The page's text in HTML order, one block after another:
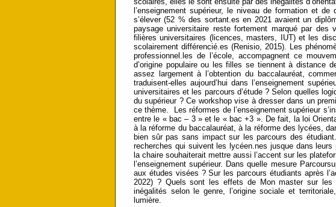
l’enseignement supérieur, le niveau de formation et
s’élever (52 % des sortant.es en 2021 avaient un
paysage universitaire reste fortement marqué par
filières universitaires (licences, masters, IUT) et les
scolairement différencié.es (Renisio, 2015). Les
professionnel.les de l’école, accompagnent ce
d’origine populaire ou les filles se tiennent à distance
assez largement à l’obtention du baccalauréat,
traduisent-elles aujourd’hui dans l’enseignement
universitaires et les parcours d’étude ? Selon quelles
du supérieur ? Ce workshop vise à dresser dans un
ce thème. Les réformes de l’enseignement supérieur
entre le « bac – 3 » et le « bac +3 ». De fait, la loi
à la réforme du baccalauréat, à la réforme des lycées,
bien sûr pas sans impact sur les parcours des
recherches qui suivent les lycéen.nes jusque dans
la chaire souhaiterait mettre aussi l’accent sur les
l’enseignement supérieur. Dans quelle mesure
aux études visées ? Sur les parcours étudiants après
2022) ? Quels sont les effets de Mon master sur les
inégalités selon le genre, l’origine sociale et
lumière.